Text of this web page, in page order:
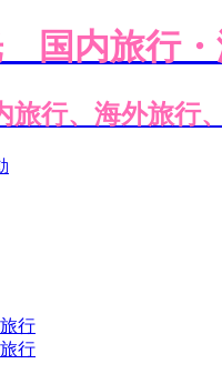
国内旅行
行、海外旅行
行
行